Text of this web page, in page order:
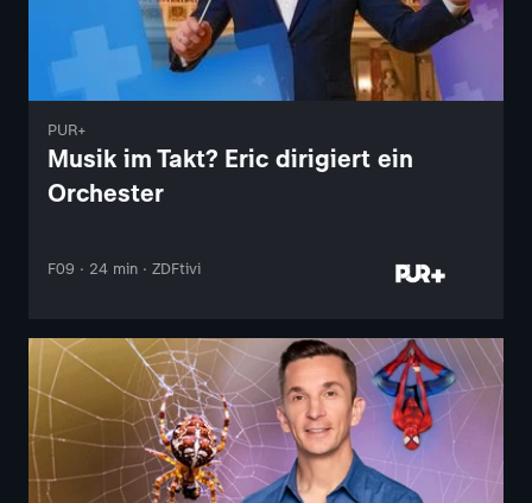
PUR+
Musik im Takt? Eric dirigiert ein
Orchester
F09 · 24 min · ZDFtivi